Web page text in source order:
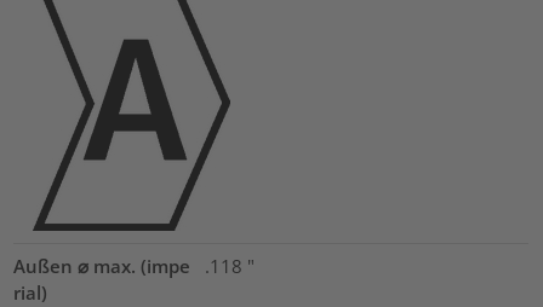
Außen ⌀ max. (impe
rial)
.118 "